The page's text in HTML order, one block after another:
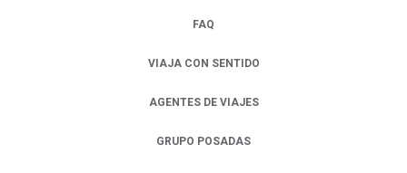
FAQ
VIAJA CON SENTIDO
AGENTES DE VIAJES
GRUPO POSADAS